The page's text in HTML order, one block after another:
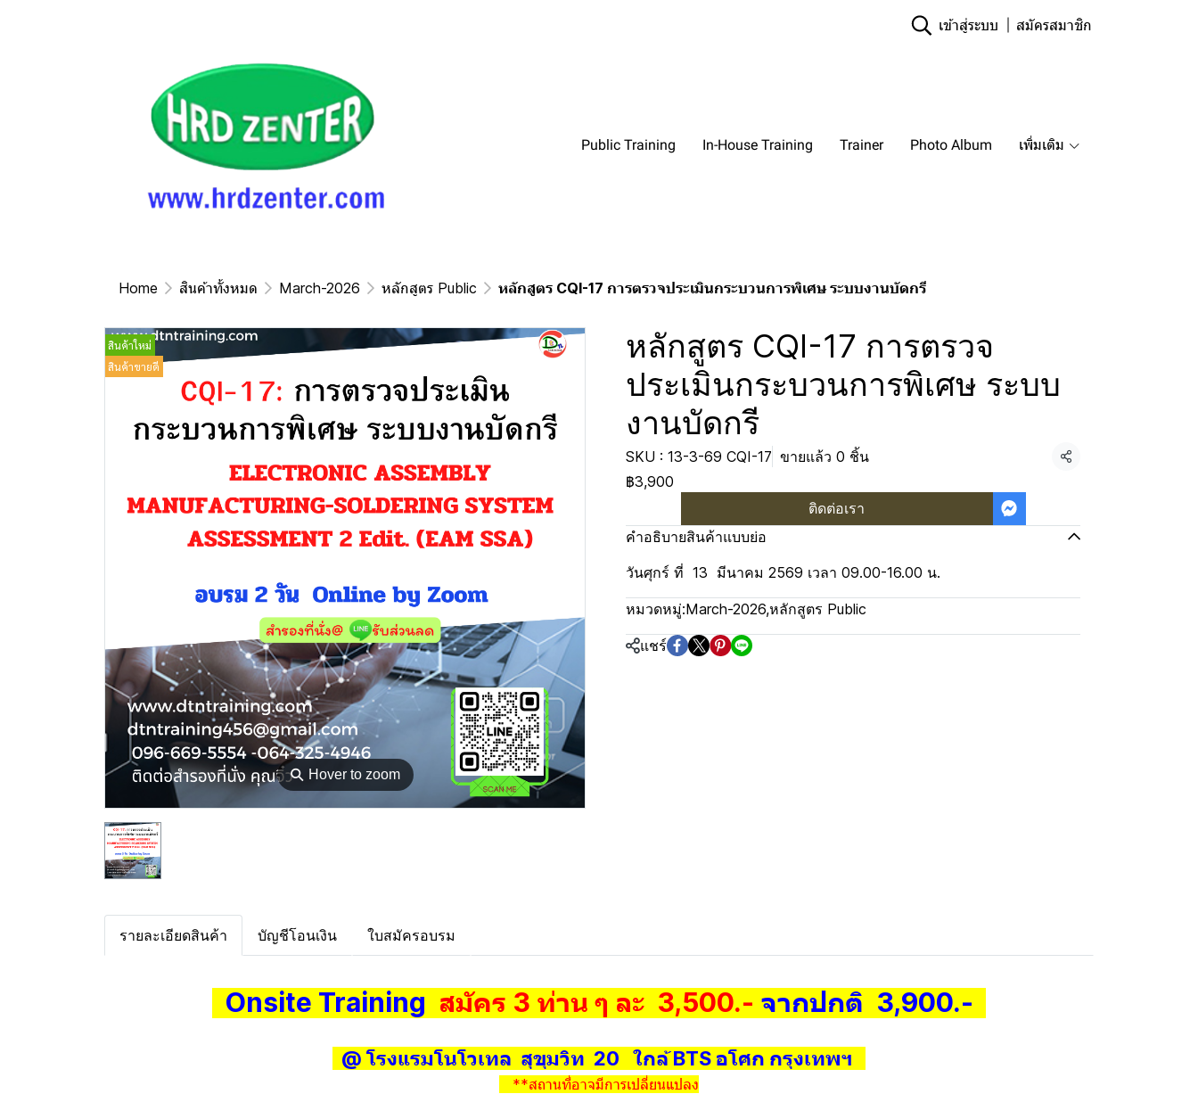
เข้าสู่ระบบ สมัครสมาชิก
Public Training In-House Training Trainer Photo Album เพิ่มเติม
Home สินค้าทั้งหมด March-2026 หลักสูตร Public หลักสูตร CQI-17 การตรวจประเมินกระบวนการพิเศษ ระบบงานบัดกรี
⚲ Hover to zoom
สินค้าใหม่
สินค้าขายดี
หลักสูตร CQI-17 การตรวจ
ประเมินกระบวนการพิเศษ ระบบ
งานบัดกรี
SKU : 13-3-69 CQI-17 ขายแล้ว 0 ชิ้น แชร์
฿3,900
ติดต่อเรา
คำอธิบายสินค้าแบบย่อ
วันศุกร์ ที่ 13 มีนาคม 2569 เวลา 09.00-16.00 น.
หมวดหมู่:March-2026,หลักสูตร Public
แชร์
รายละเอียดสินค้า บัญชีโอนเงิน ใบสมัครอบรม
Onsite Training สมัคร 3 ท่าน ๆ ละ 3,500.- จากปกติ 3,900.-
@ โรงแรมโนโวเทล สุขุมวิท 20 ใกล้ BTS อโศก กรุงเทพฯ
**สถานที่อาจมีการเปลี่ยนแปลง